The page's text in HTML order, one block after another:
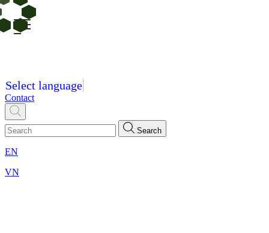
Select language
Contact
Search
EN
VN